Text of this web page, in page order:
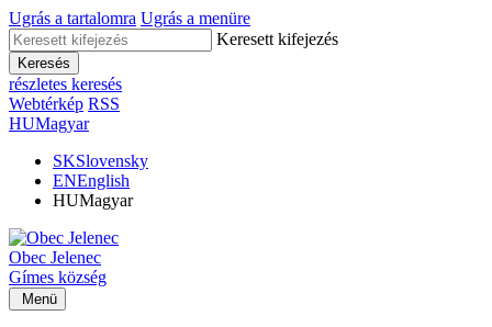
Ugrás a tartalomra Ugrás a menüre
Keresett kifejezés
Keresés
részletes keresés
Webtérkép RSS
HUMagyar
SKSlovensky
ENEnglish
HUMagyar
Obec Jelenec
Gímes község
Menü